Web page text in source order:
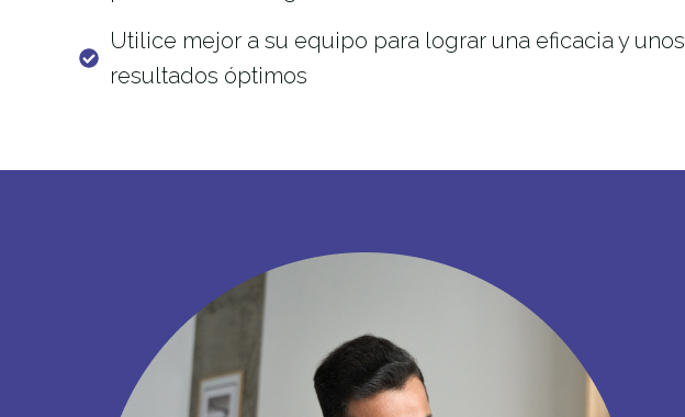
Utilice mejor a su equipo para lograr una eficacia y unos
resultados óptimos